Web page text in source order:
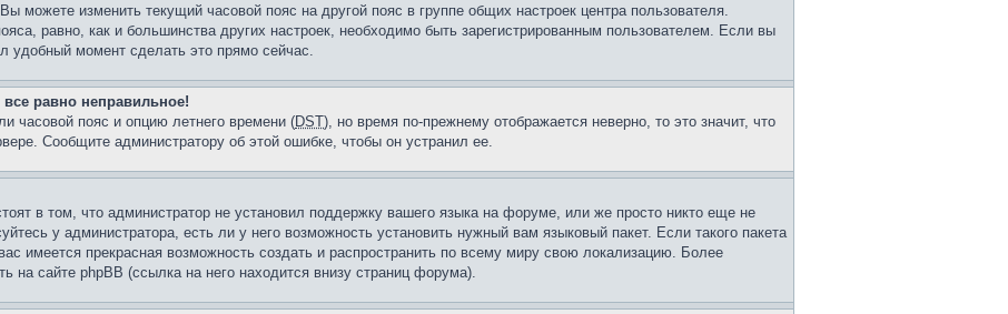
можете изменить текущий часовой пояс на другой пояс в группе общих настроек центра пользователя.
равно, как и большинства других настроек, необходимо быть зарегистрированным пользователем. Если вы
удобный момент сделать это прямо сейчас.
равно неправильное!
часовой пояс и опцию летнего времени (DST), но время по-прежнему отображается неверно, то это значит, что
Сообщите администратору об этой ошибке, чтобы он устранил ее.
в том, что администратор не установил поддержку вашего языка на форуме, или же просто никто еще не
у администратора, есть ли у него возможность установить нужный вам языковый пакет. Если такого пакета
имеется прекрасная возможность создать и распространить по всему миру свою локализацию. Более
сайте phpBB (ссылка на него находится внизу страниц форума).